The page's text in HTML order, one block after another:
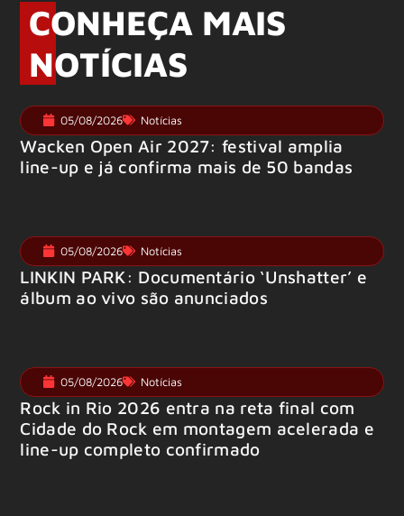
CONHEÇA MAIS
NOTÍCIAS
05/08/2026 Notícias
Wacken Open Air 2027: festival amplia
line-up e já confirma mais de 50 bandas
05/08/2026 Notícias
LINKIN PARK: Documentário ‘Unshatter’ e
álbum ao vivo são anunciados
05/08/2026 Notícias
Rock in Rio 2026 entra na reta final com
Cidade do Rock em montagem acelerada e
line-up completo confirmado